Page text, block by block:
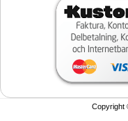
Copyright